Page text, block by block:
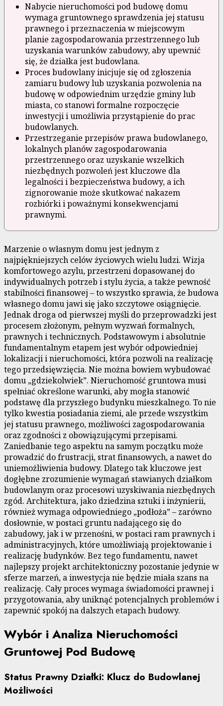
Nabycie nieruchomości pod budowę domu
wymaga gruntownego sprawdzenia jej statusu
prawnego i przeznaczenia w miejscowym
planie zagospodarowania przestrzennego lub
uzyskania warunków zabudowy, aby upewnić
się, że działka jest budowlana.
Proces budowlany inicjuje się od zgłoszenia
zamiaru budowy lub uzyskania pozwolenia na
budowę w odpowiednim urzędzie gminy lub
miasta, co stanowi formalne rozpoczęcie
inwestycji i umożliwia przystąpienie do prac
budowlanych.
Przestrzeganie przepisów prawa budowlanego,
lokalnych planów zagospodarowania
przestrzennego oraz uzyskanie wszelkich
niezbędnych pozwoleń jest kluczowe dla
legalności i bezpieczeństwa budowy, a ich
zignorowanie może skutkować nakazem
rozbiórki i poważnymi konsekwencjami
prawnymi.
Marzenie o własnym domu jest jednym z
najpiękniejszych celów życiowych wielu ludzi. Wizja
komfortowego azylu, przestrzeni dopasowanej do
indywidualnych potrzeb i stylu życia, a także pewność
stabilności finansowej – to wszystko sprawia, że budowa
własnego domu jawi się jako szczytowe osiągnięcie.
Jednak droga od pierwszej myśli do przeprowadzki jest
procesem złożonym, pełnym wyzwań formalnych,
prawnych i technicznych. Podstawowym i absolutnie
fundamentalnym etapem jest wybór odpowiedniej
lokalizacji i nieruchomości, która pozwoli na realizację
tego przedsięwzięcia. Nie można bowiem wybudować
domu „gdziekolwiek”. Nieruchomość gruntowa musi
spełniać określone warunki, aby mogła stanowić
podstawę dla przyszłego budynku mieszkalnego. To nie
tylko kwestia posiadania ziemi, ale przede wszystkim
jej statusu prawnego, możliwości zagospodarowania
oraz zgodności z obowiązującymi przepisami.
Zaniedbanie tego aspektu na samym początku może
prowadzić do frustracji, strat finansowych, a nawet do
uniemożliwienia budowy. Dlatego tak kluczowe jest
dogłębne zrozumienie wymagań stawianych działkom
budowlanym oraz procesowi uzyskiwania niezbędnych
zgód. Architektura, jako dziedzina sztuki i inżynierii,
również wymaga odpowiedniego „podłoża” – zarówno
dosłownie, w postaci gruntu nadającego się do
zabudowy, jak i w przenośni, w postaci ram prawnych i
administracyjnych, które umożliwiają projektowanie i
realizację budynków. Bez tego fundamentu, nawet
najlepszy projekt architektoniczny pozostanie jedynie w
sferze marzeń, a inwestycja nie będzie miała szans na
realizację. Cały proces wymaga świadomości prawnej i
przygotowania, aby uniknąć potencjalnych problemów i
zapewnić spokój na dalszych etapach budowy.
Wybór i Analiza Nieruchomości
Gruntowej Pod Budowę
Status Prawny Działki: Klucz do Budowlanej
Możliwości